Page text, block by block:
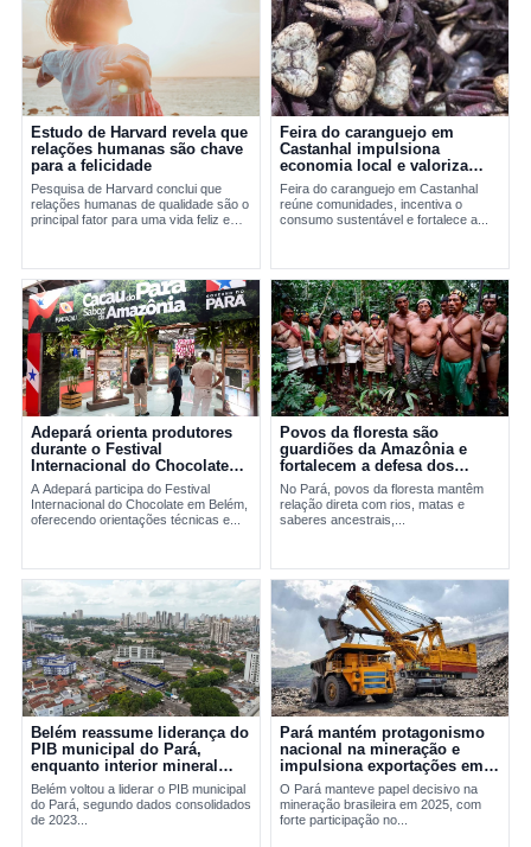
Estudo de Harvard revela que
relações humanas são chave
para a felicidade
Pesquisa de Harvard conclui que
relações humanas de qualidade são o
principal fator para uma vida feliz e
Feira do caranguejo em
Castanhal impulsiona
economia local e valoriza
manejo sustentável
Feira do caranguejo em Castanhal
reúne comunidades, incentiva o
consumo sustentável e fortalece a...
Adepará orienta produtores
durante o Festival
Internacional do Chocolate
em Belém
A Adepará participa do Festival
Internacional do Chocolate em Belém,
oferecendo orientações técnicas e...
Povos da floresta são
guardiões da Amazônia e
fortalecem a defesa dos
territórios no Pará
No Pará, povos da floresta mantêm
relação direta com rios, matas e
saberes ancestrais,...
Belém reassume liderança do
PIB municipal do Pará,
enquanto interior mineral
mantém peso decisivo na
economia
Belém voltou a liderar o PIB municipal
do Pará, segundo dados consolidados
de 2023...
Pará mantém protagonismo
nacional na mineração e
impulsiona exportações em
2025
O Pará manteve papel decisivo na
mineração brasileira em 2025, com
forte participação no...